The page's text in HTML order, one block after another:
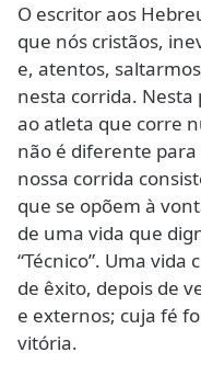
O escritor aos
que nós cristãos,
e, atentos,
nesta corrida.
ao atleta que corre
não é diferente
nossa corrida
que se opõem à
de uma vida que
“Técnico”. Uma
de êxito, depois de
e externos; cuja fé
vitória.